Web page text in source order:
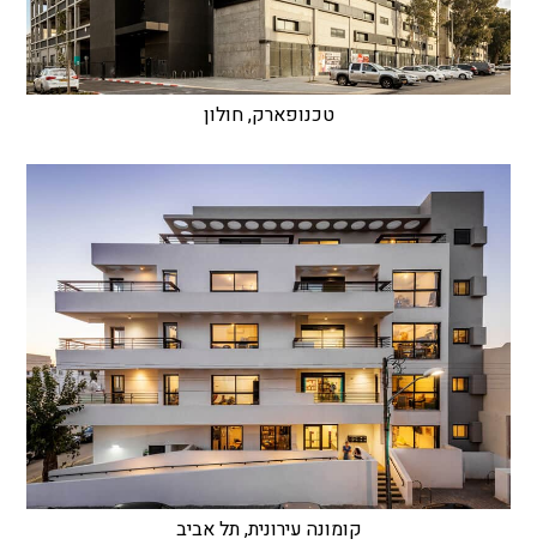
טכנופארק, חולון
קומונה עירונית, תל אביב